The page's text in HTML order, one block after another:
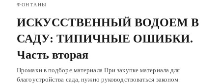
ФОНТАНЫ
ИСКУССТВЕННЫЙ ВОДОЕМ В
САДУ: ТИПИЧНЫЕ ОШИБКИ.
Часть вторая
Промахи в подборе материала При закупке материала для
благоустройства сада, нужно руководствоваться законом